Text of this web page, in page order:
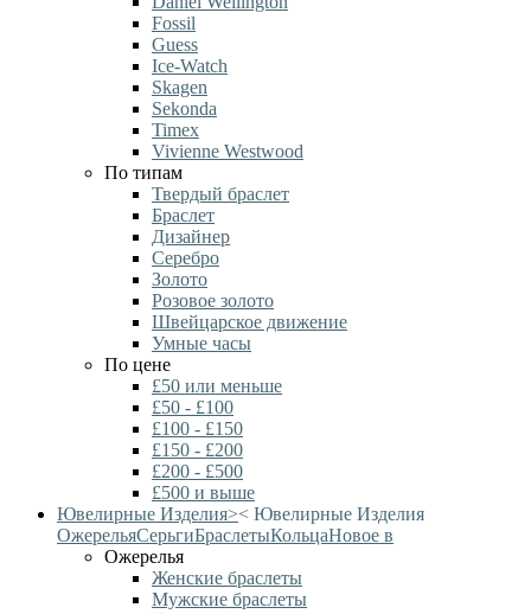
Fossil
Guess
Ice-Watch
Skagen
Sekonda
Timex
Vivienne Westwood
По типам
Твердый браслет
Браслет
Дизайнер
Серебро
Золото
Розовое золото
Швейцарское движение
Умные часы
По цене
£50 или меньше
£50 - £100
£100 - £150
£150 - £200
£200 - £500
£500 и выше
Ювелирные Изделия>< Ювелирные Изделия
ОжерельяСерьгиБраслетыКольцаНовое в
Ожерелья
Женские браслеты
Мужские браслеты